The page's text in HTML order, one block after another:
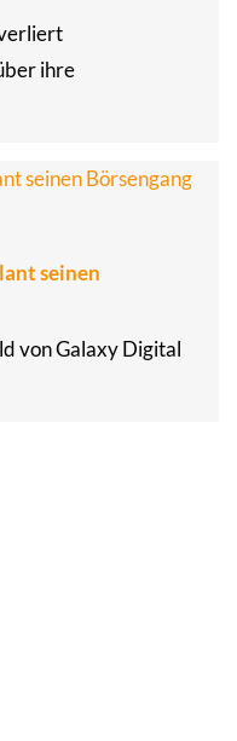
ihre
seinen
von Galaxy Digital